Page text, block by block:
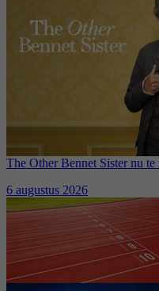
The Other Bennet Sister nu
6 augustus 2026